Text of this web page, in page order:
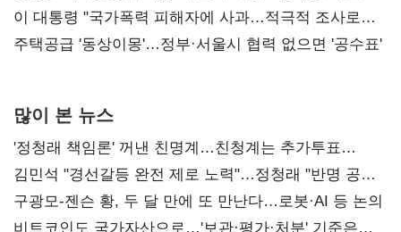
총선 지휘 못해"
이 대통령 "국가폭력 피해자에 사과…적극적 조사로
진실 밝혀야"
주택공급 '동상이몽'…정부·서울시 협력 없으면 '공수표'
많이 본 뉴스
'정청래 책임론' 꺼낸 친명계…친청계는 추가투표
때리기
김민석 "경선갈등 완전 제로 노력"…정청래 "반명 공세
사과부터"
구광모-젠슨 황, 두 달 만에 또 만난다…로봇·AI 등 논의
비트코인도 국가자산으로…'보관·평가·처분' 기준은